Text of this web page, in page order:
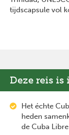
tijdscapsule vol
Deze reis is
Het échte
heden
de Cuba